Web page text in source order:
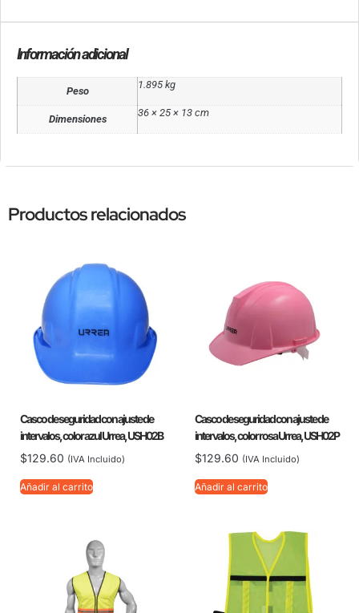
Información adicional
Peso
1.895 kg
Dimensiones
36 × 25 × 13 cm
Productos relacionados
Casco de seguridad con ajuste de
intervalos, color azul Urrea, USH02B
$129.60 (IVA Incluido)
Añadir al carrito
Casco de seguridad con ajuste de
intervalos, color rosa Urrea, USH02P
$129.60 (IVA Incluido)
Añadir al carrito